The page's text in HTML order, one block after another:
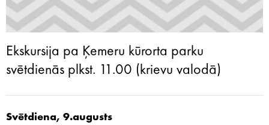
Ekskursija pa Ķemeru kūrorta parku
svētdienās plkst. 11.00 (krievu valodā)
Svētdiena, 9.augusts